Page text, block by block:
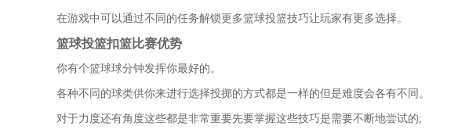
在游戏中可以通过不同的任务解锁更多篮球投篮技巧让玩家有更多选择。
篮球投篮扣篮比赛优势
你有个篮球球分钟发挥你最好的。
各种不同的球类供你来进行选择投掷的方式都是一样的但是难度会各有不同。
对于力度还有角度这些都是非常重要先要掌握这些技巧是需要不断地尝试的;